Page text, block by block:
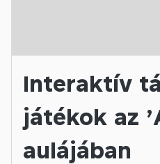
Interaktív
játékok az
aulájában